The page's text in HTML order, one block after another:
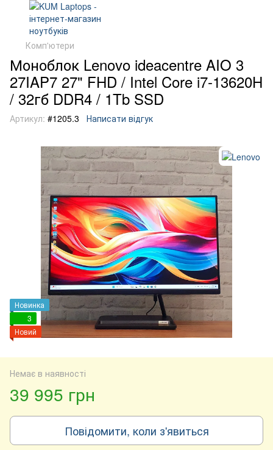
Комп'ютери
Моноблок Lenovo ideacentre AIO 3
27IAP7 27" FHD / Intel Core i7-13620H
/ 32гб DDR4 / 1Tb SSD
Артикул: #1205.3 Написати відгук
Новинка
3
Новий
Немає в наявності
39 995 грн
Повідомити, коли з'явиться